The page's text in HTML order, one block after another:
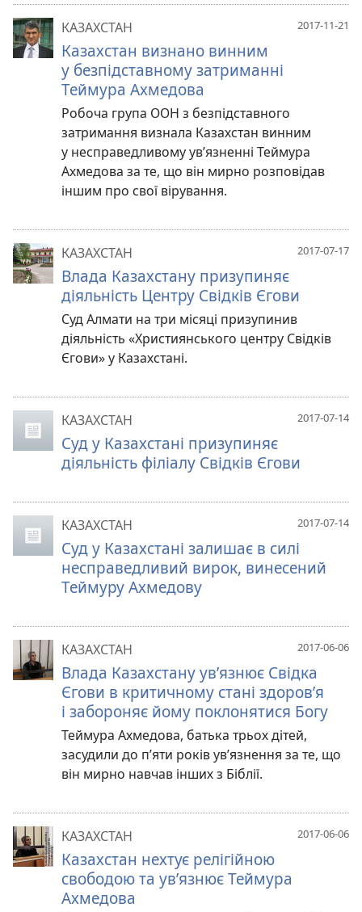
2017-11-21
КАЗАХСТАН
Казахстан визнано винним
у безпідставному затриманні
Теймура Ахмедова
Робоча група ООН з безпідставного
затримання визнала Казахстан винним
у несправедливому ув’язненні Теймура
Ахмедова за те, що він мирно розповідав
іншим про свої вірування.
2017-07-17
КАЗАХСТАН
Влада Казахстану призупиняє
діяльність Центру Свідків Єгови
Суд Алмати на три місяці призупинив
діяльність «Християнського центру Свідків
Єгови» у Казахстані.
2017-07-14
КАЗАХСТАН
Суд у Казахстані призупиняє
діяльність філіалу Свідків Єгови
2017-07-14
КАЗАХСТАН
Суд у Казахстані залишає в силі
несправедливий вирок, винесений
Теймуру Ахмедову
2017-06-06
КАЗАХСТАН
Влада Казахстану ув’язнює Свідка
Єгови в критичному стані здоров’я
і забороняє йому поклонятися Богу
Теймура Ахмедова, батька трьох дітей,
засудили до п’яти років ув’язнення за те, що
він мирно навчав інших з Біблії.
2017-06-06
КАЗАХСТАН
Казахстан нехтує релігійною
свободою та ув’язнює Теймура
Ахмедова